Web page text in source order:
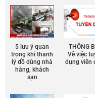
5 lưu ý quan
trọng khi thanh
lý đồ dùng nhà
hàng, khách
sạn
THÔNG
Về việc
dụng viên